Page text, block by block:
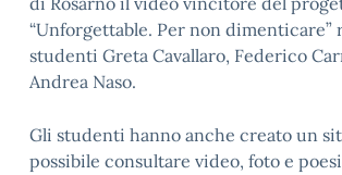
“Unforgettable. Per non dimenticare”
studenti Greta Cavallaro, Federico
Andrea Naso.
Gli studenti hanno anche creato un
possibile consultare video, foto e